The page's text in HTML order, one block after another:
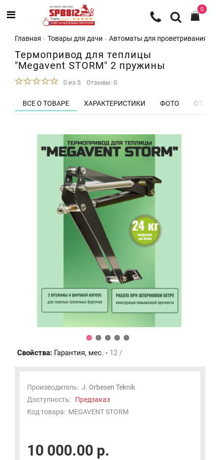
0
Главная Товары для дачи Автоматы для проветривания
Термопривод для теплицы
"Megavent STORM" 2 пружины
0 из 5 Отзывы: 0
ВСЕ О ТОВАРЕ ХАРАКТЕРИСТИКИ ФОТО
Свойства: Гарантия, мес. - 12 /
Производитель: J. Orbesen Teknik
Доступность: Предзаказ
Код товара: MEGAVENT STORM
10 000.00 р.